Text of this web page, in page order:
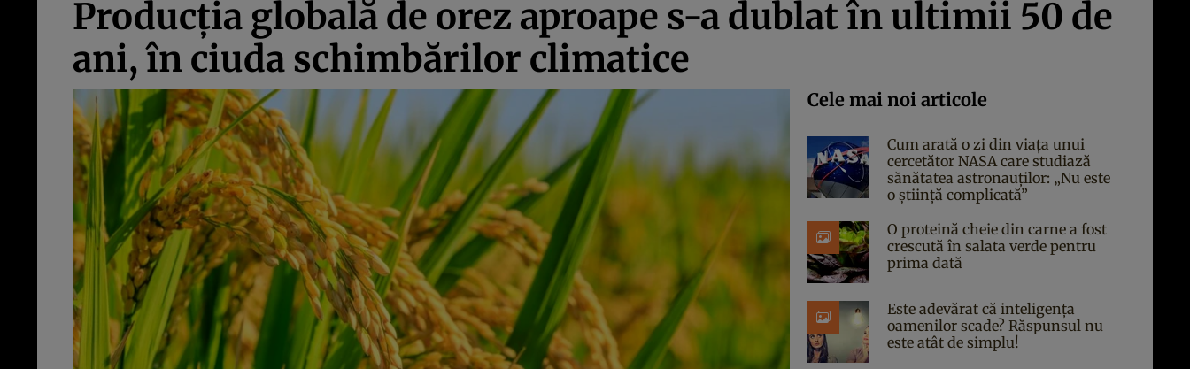
Producția globală de orez aproape s-a dublat în ultimii 50 de
ani, în ciuda schimbărilor climatice
Cele mai noi articole
Cum arată o zi din viața unui
cercetător NASA care studiază
sănătatea astronauților: „Nu este
o știință complicată”
O proteină cheie din carne a fost
crescută în salata verde pentru
prima dată
Este adevărat că inteligența
oamenilor scade? Răspunsul nu
este atât de simplu!